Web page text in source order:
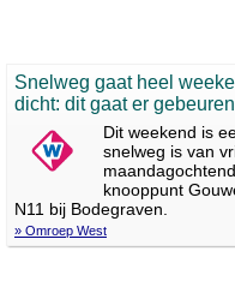
Snelweg gaat heel
dicht: dit gaat er gebeuren
Dit weekend is
snelweg is van
knooppunt
N11 bij Bodegraven.
» Omroep West